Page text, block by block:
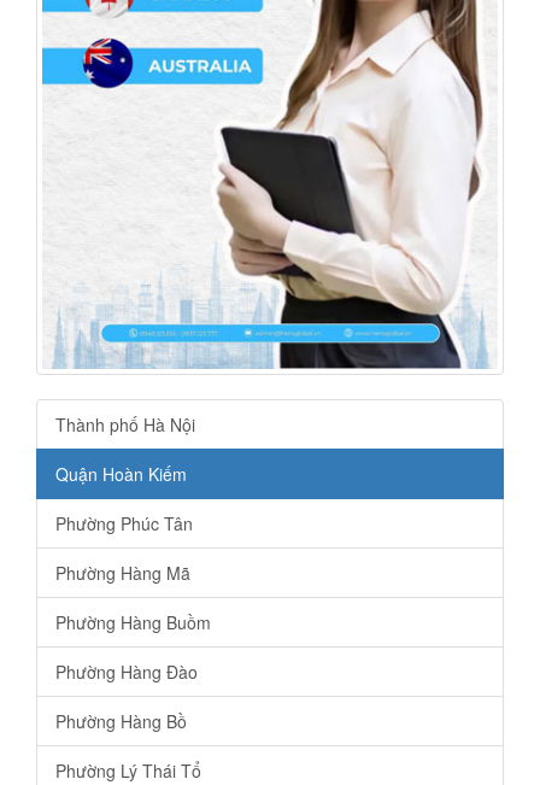
Thành phố Hà Nội
Quận Hoàn Kiếm
Phường Phúc Tân
Phường Hàng Mã
Phường Hàng Buồm
Phường Hàng Đào
Phường Hàng Bồ
Phường Lý Thái Tổ